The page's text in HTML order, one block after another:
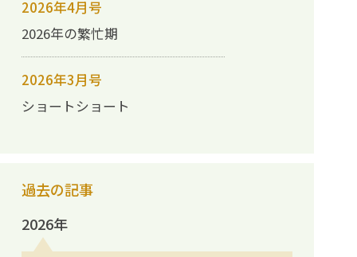
2026年4月号
2026年の繁忙期
2026年3月号
ショートショート
過去の記事
2026年